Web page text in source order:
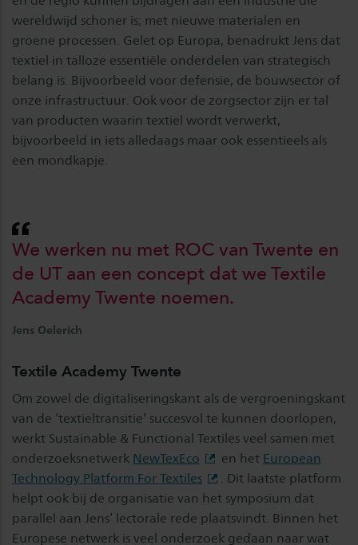
wereldwijd schoner is; met nieuwe materialen en
groene processen. Gelet op Europa, benadrukt Jens dat
textiel in talloze essentiële onderdelen van strategisch
belang is. Bijvoorbeeld voor defensie, de bouwsector of
onze infrastructuur. Ook voor de zorgsector zijn er tal
van producten waarin textiel wordt verwerkt,
bijvoorbeeld in iets alledaags maar ook essentieels als
een mondkapje.
We werken nu met ROC van Twente en
de UT aan een concept dat we Textile
Academy Twente noemen.
Jens Oelerich
Textile Academy Twente
Om zowel de digitaliseringskant als de vergroeningskant
van de ‘textieltransitie’ succesvol te kunnen doorlopen,
werkt Sustainable & Functional Textiles veel samen met
onderzoeksnetwerk NewTexEco en het European
Technology Platform For Textiles
. Dit laatste platform
helpt ook bij de organisatie van het symposium dat
parallel aan Jens’ lectorale rede plaatsvindt. Binnen het
Europese netwerk is veel onderzoek gedaan naar wat